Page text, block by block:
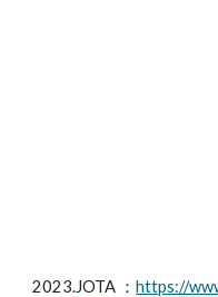
2023.JOTA ：https://